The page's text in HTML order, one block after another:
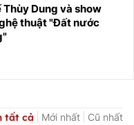
Thùy Dung và show
thuật "Đất nước
tất cả Mới nhất Cũ nhất